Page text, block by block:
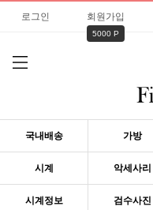
로그인 회원가입
5000 P
국내배송 가방
시계 악세사리
시계정보 검수사진